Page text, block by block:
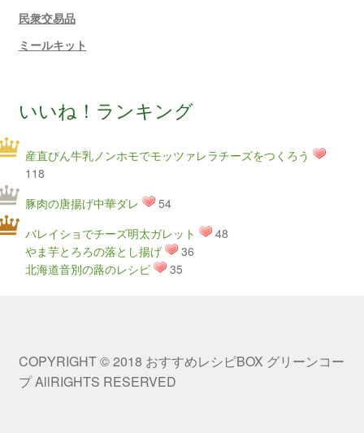
民衆交易品
ミールキット
いいね！ランキング
産直びん牛乳ノンホモでモッツァレラチーズをつくろう
118
豚肉の唐揚げ中華ダレ
54
バレイショでチーズ明太ガレット
48
やま芋とろろの落とし揚げ
36
北海道音別の蕗のレシピ
35
COPYRIGHT © 2018 おすすめレシピBOX グリーンコー
プ AllRIGHTS RESERVED